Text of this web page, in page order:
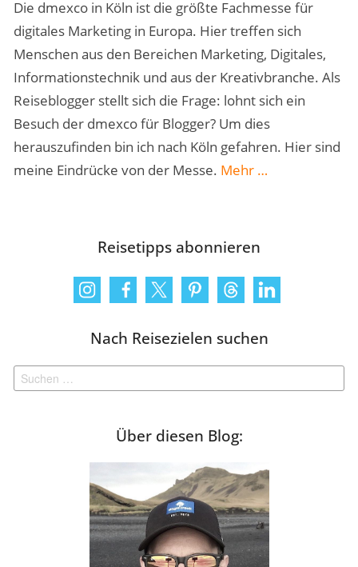
Die dmexco in Köln ist die größte Fachmesse für
digitales Marketing in Europa. Hier treffen sich
Menschen aus den Bereichen Marketing, Digitales,
Informationstechnik und aus der Kreativbranche. Als
Reiseblogger stellt sich die Frage: lohnt sich ein
Besuch der dmexco für Blogger? Um dies
herauszufinden bin ich nach Köln gefahren. Hier sind
meine Eindrücke von der Messe. Mehr „Lohnt
Blogger
&
Influencer?“
…
Reisetipps abonnieren
Nach Reisezielen suchen
nach:
Über diesen Blog: